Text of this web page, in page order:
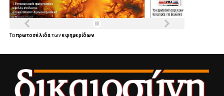
Ταπρωτοσέλιδατωνεφημερίδων